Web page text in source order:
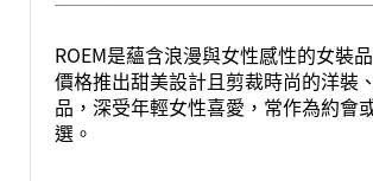
ROEM是蘊含浪漫與女性感性的女裝
價格推出甜美設計且剪裁時尚的洋裝
品，深受年輕女性喜愛，常作為約會
選。